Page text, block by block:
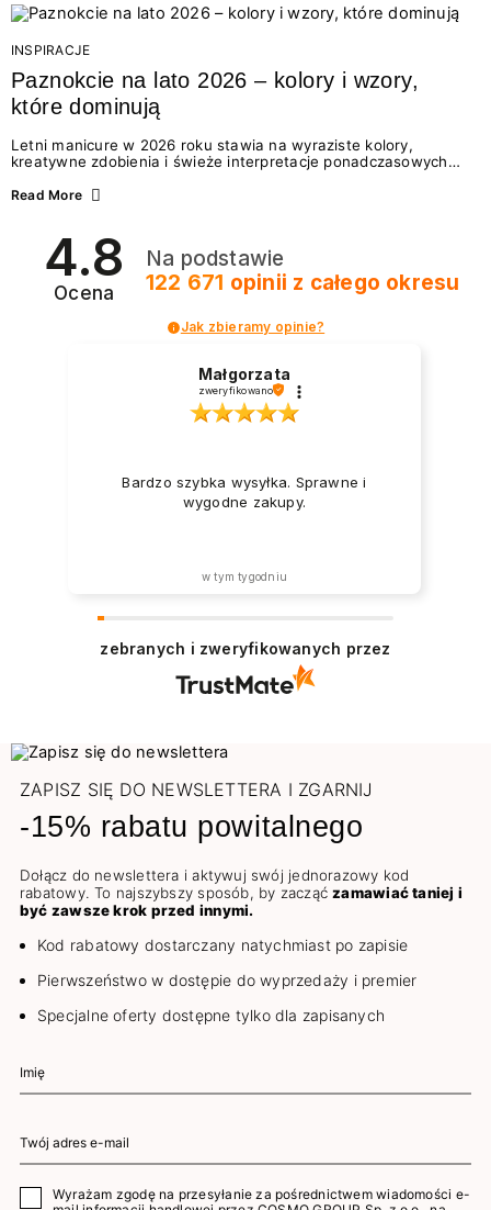
Motywem przewodnim jest eksplorowanie i kolekcjonowanie
letnich momentów. Z tej okazji przygotowaliśmy coś absolutnie
wyjątkowego: wielki konkurs z wakacje.pl oraz dawkę
najgorętszych trendów w...
INSPIRACJE
Paznokcie na lato 2026 – kolory i wzory,
które dominują
Letni manicure w 2026 roku stawia na wyraziste kolory,
kreatywne zdobienia i świeże interpretacje ponadczasowych
zarówno energetycznych odcieni inspirowanych wakacjami, jak
2026? Znajdź inspirację dla swojego manicure!
Read More
4.8
Ocena
Na podstawie
122 671 opinii z całego okresu
Jak zbieramy opinie?
Małgorzata
zweryfikowano
Bardzo szybka wysyłka. Sprawne i
wygodne zakupy.
w tym tygodniu
zebranych i zweryfikowanych przez
ZAPISZ SIĘ DO NEWSLETTERA I ZGARNIJ
-15% rabatu powitalnego
Dołącz do newslettera i aktywuj swój jednorazowy kod
rabatowy. To najszybszy sposób, by zacząćzamawiać taniej i
być zawsze krok przed innymi.
Kod rabatowy dostarczany natychmiast po zapisie
Pierwszeństwo w dostępie do wyprzedaży i premier
Specjalne oferty dostępne tylko dla zapisanych
Wyrażam zgodę na przesyłanie za pośrednictwem wiadomości e-